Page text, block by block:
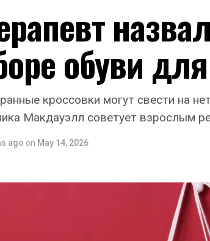
обуви
кроссовки могут свести на
Макдауэлл советует взрослым
ago on May 14, 2026